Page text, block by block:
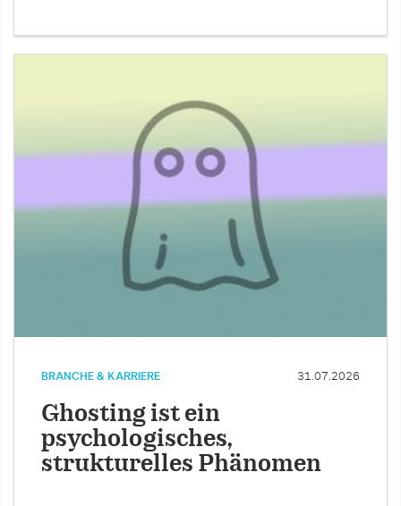
BRANCHE & KARRIERE 31.07.2026
Ghosting ist ein
psychologisches,
strukturelles Phänomen